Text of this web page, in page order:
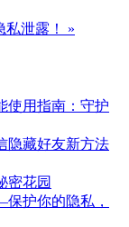
私泄露！ »
使用指南：守护
隐藏好友新方法
密花园
护你的隐私，